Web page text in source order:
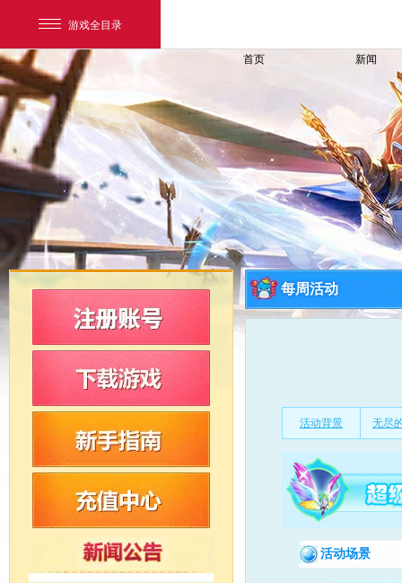
游戏全目录
网易游戏
游戏爱好者
我的足迹： 新飞飞
首页 新闻
每周活动
活动背景 无尽
活动场景